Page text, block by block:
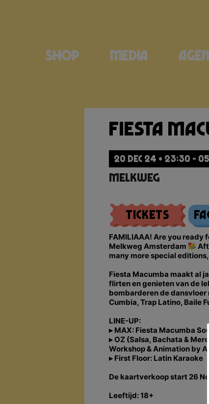
Shop Media
Fiesta
20 DEC 24 • 23:30 -
Melkweg
Tickets
FAMILIAAA! Are you
Melkweg Amsterdam
many more special
Fiesta Macumba maakt al
flirten en genieten van de
bombarderen de
Cumbia, Trap Latino, Baile
LINE-UP:
▸ MAX: Fiesta Macumba
▸ OZ (Salsa, Bachata &
Workshop & Animation by
▸ First Floor: Latin Karaoke
De kaartverkoop start 26
Leeftijd: 18+